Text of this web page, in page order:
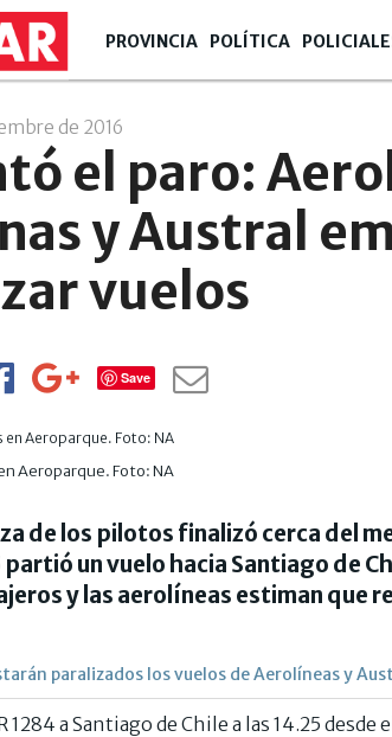
PROVINCIA POLÍTICA
de 2016
el paro:
y Austral
vuelos
Save
Aeroparque. Foto: NA
de los pilotos finalizó cerca del
partió un vuelo hacia Santiago de
y las aerolíneas estiman que
paralizados los vuelos de Aerolíneas y
1284 a Santiago de Chile a las 14.25